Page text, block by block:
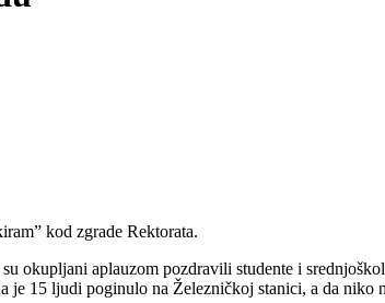
kod zgrade Rektorata.
okupljani aplauzom pozdravili studente i
je 15 ljudi poginulo na Železničkoj stanici, a da niko